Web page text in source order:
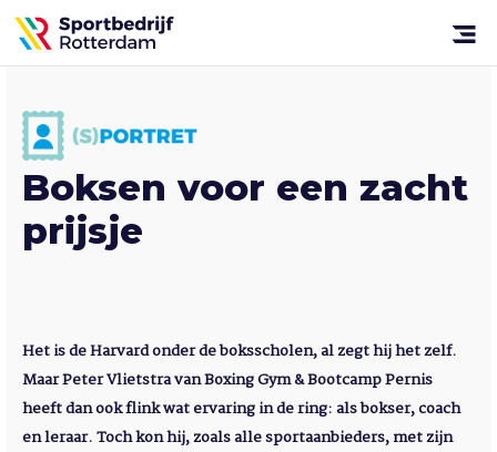
Open
Sportbedrijf
Rotterdam
Boksen voor een zacht
prijsje
Het is de Harvard onder de boksscholen, al zegt hij het zelf.
Maar Peter Vlietstra van Boxing Gym & Bootcamp Pernis
heeft dan ook flink wat ervaring in de ring: als bokser, coach
en leraar. Toch kon hij, zoals alle sportaanbieders, met zijn